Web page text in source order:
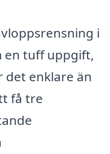
i
en tuff uppgift,
det enklare än
få tre